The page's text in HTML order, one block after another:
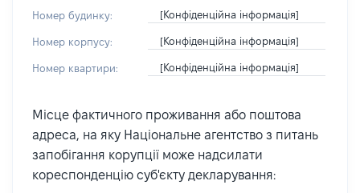
Номер будинку: [Конфіденційна інформація]
Номер корпусу: [Конфіденційна інформація]
Номер квартири: [Конфіденційна інформація]
Місце фактичного проживання або поштова
адреса, на яку Національне агентство з питань
запобігання корупції може надсилати
кореспонденцію суб'єкту декларування: